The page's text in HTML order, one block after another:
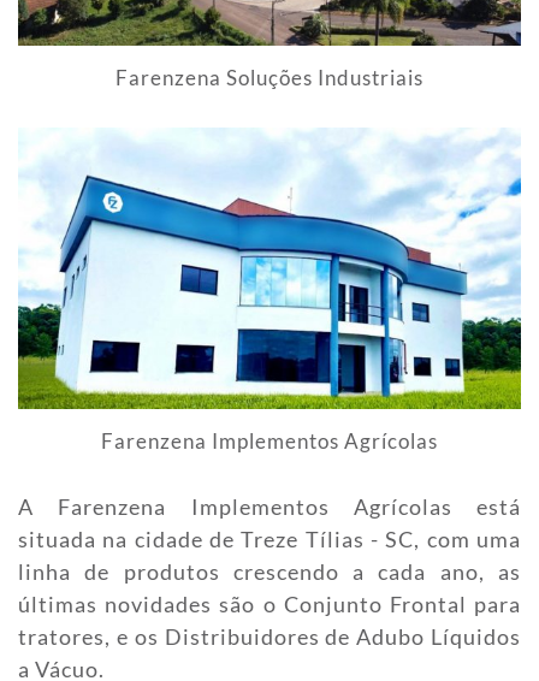
Farenzena Soluções Industriais
Farenzena Implementos Agrícolas
A Farenzena Implementos Agrícolas está
situada na cidade de Treze Tílias - SC, com uma
linha de produtos crescendo a cada ano, as
últimas novidades são o Conjunto Frontal para
tratores, e os Distribuidores de Adubo Líquidos
a Vácuo.